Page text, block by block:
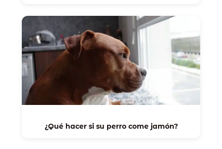
¿Qué hacer si su perro come jamón?